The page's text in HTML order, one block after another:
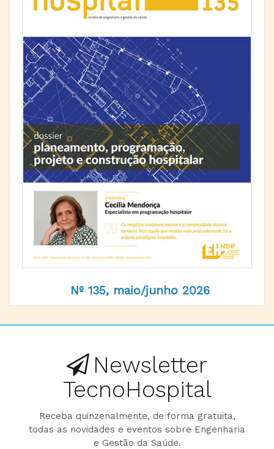
Nº 135, maio/junho 2026
Newsletter
TecnoHospital
Receba quinzenalmente, de forma gratuita,
todas as novidades e eventos sobre Engenharia
e Gestão da Saúde.